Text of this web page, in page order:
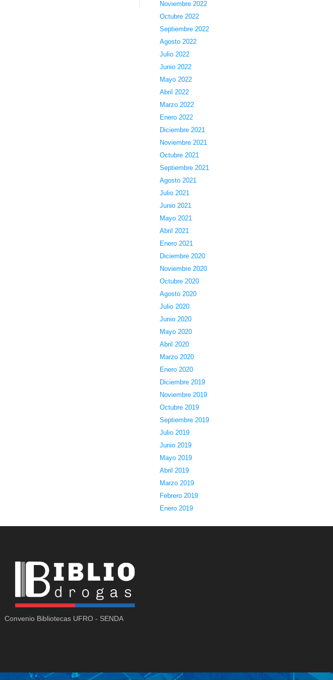
Noviembre 2022
Octubre 2022
Septiembre 2022
Agosto 2022
Julio 2022
Junio 2022
Mayo 2022
Abril 2022
Marzo 2022
Enero 2022
Diciembre 2021
Noviembre 2021
Octubre 2021
Septiembre 2021
Agosto 2021
Julio 2021
Junio 2021
Mayo 2021
Abril 2021
Enero 2021
Diciembre 2020
Noviembre 2020
Octubre 2020
Agosto 2020
Julio 2020
Junio 2020
Mayo 2020
Abril 2020
Marzo 2020
Enero 2020
Diciembre 2019
Noviembre 2019
Octubre 2019
Septiembre 2019
Julio 2019
Junio 2019
Mayo 2019
Abril 2019
Marzo 2019
Febrero 2019
Enero 2019
Convenio Bibliotecas UFRO - SENDA